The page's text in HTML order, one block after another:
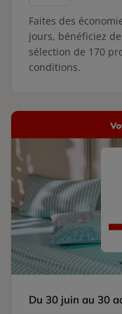
Faites des
jours, bénéficiez
sélection de 170
conditions.
Du 30 juin au 30